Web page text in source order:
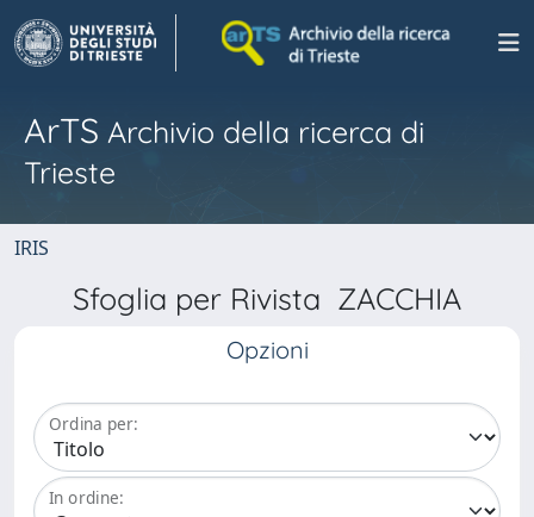
ArTS Archivio della ricerca di
Trieste
IRIS
Sfoglia per Rivista ZACCHIA
Opzioni
Ordina per:
In ordine: